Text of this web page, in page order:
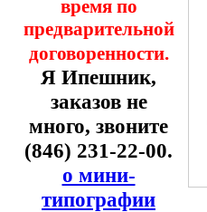
время по
предварительной
договоренности.
Я Ипешник,
заказов не
много, звоните
(846) 231-22-00.
о мини-
типографии